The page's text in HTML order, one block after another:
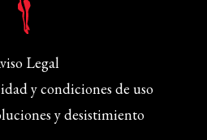
Legal
y condiciones de uso
y desistimiento